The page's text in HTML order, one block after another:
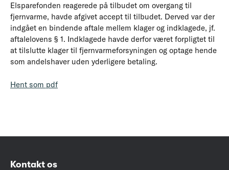
Elsparefonden reagerede på tilbudet om overgang til
fjernvarme, havde afgivet accept til tilbudet. Derved var der
indgået en bindende aftale mellem klager og indklagede, jf.
aftalelovens § 1. Indklagede havde derfor været forpligtet til
at tilslutte klager til fjernvarmeforsyningen og optage hende
som andelshaver uden yderligere betaling.
Hent som pdf
Kontakt os